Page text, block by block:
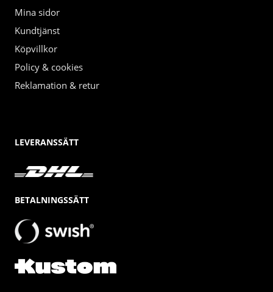
Mina sidor
Kundtjänst
Köpvillkor
Policy & cookies
Reklamation & retur
LEVERANSSÄTT
BETALNINGSSÄTT